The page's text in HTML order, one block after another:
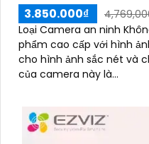
3.850.000₫
Loại Camera an ninh
phẩm cao cấp với hình
cho hình ảnh sắc nét và chất
của camera này là...